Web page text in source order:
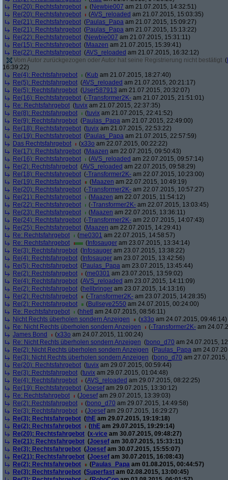
Re(20): Rechtsfahrgebot
(Newbie007 am 21.07.2015, 14:32:51)
Re(20): Rechtsfahrgebot
(AVS_reloaded am 21.07.2015, 15:03:35)
Re(21): Rechtsfahrgebot (Paulas_Papa am 21.07.2015, 15:09:27)
Re(21): Rechtsfahrgebot (Paulas_Papa am 21.07.2015, 15:13:22)
Re(22): Rechtsfahrgebot (Newbie007 am 21.07.2015, 15:31:11)
Re(15): Rechtsfahrgebot (Maazen am 21.07.2015, 15:39:41)
Re(22): Rechtsfahrgebot (AVS_reloaded am 21.07.2015, 16:32:12)
Vom Autor zurückgezogen oder Autor hat seine Registrierung nicht bestätigt (
16:39:22)
Re(4): Rechtsfahrgebot
(Kub am 21.07.2015, 18:27:40)
Re(5): Rechtsfahrgebot (AVS_reloaded am 21.07.2015, 20:21:17)
Re(5): Rechtsfahrgebot (User587913 am 21.07.2015, 20:32:07)
Re(16): Rechtsfahrgebot (-Transformer2K- am 21.07.2015, 21:51:01)
Re: Rechtsfahrgebot (tuvix am 21.07.2015, 22:37:35)
Re(8): Rechtsfahrgebot
(tuvix am 21.07.2015, 22:41:52)
Re(9): Rechtsfahrgebot (Paulas_Papa am 21.07.2015, 22:49:00)
Re(18): Rechtsfahrgebot (tuvix am 21.07.2015, 22:53:22)
Re(19): Rechtsfahrgebot (Paulas_Papa am 21.07.2015, 22:57:59)
Das Rechtsfahrgebot
(x33o am 22.07.2015, 00:22:22)
Re(17): Rechtsfahrgebot (Maazen am 22.07.2015, 09:50:43)
Re(16): Rechtsfahrgebot
(AVS_reloaded am 22.07.2015, 09:57:14)
Re(2): Rechtsfahrgebot (AVS_reloaded am 22.07.2015, 09:58:29)
Re(18): Rechtsfahrgebot (-Transformer2K- am 22.07.2015, 10:23:00)
Re(19): Rechtsfahrgebot
(Maazen am 22.07.2015, 10:49:19)
Re(20): Rechtsfahrgebot (-Transformer2K- am 22.07.2015, 10:57:27)
Re(21): Rechtsfahrgebot
(Maazen am 22.07.2015, 11:54:12)
Re(22): Rechtsfahrgebot
(-Transformer2K- am 22.07.2015, 13:03:45)
Re(23): Rechtsfahrgebot
(Maazen am 22.07.2015, 13:36:11)
Re(24): Rechtsfahrgebot (-Transformer2K- am 22.07.2015, 14:07:43)
Re(25): Rechtsfahrgebot (Maazen am 22.07.2015, 14:29:41)
Re: Rechtsfahrgebot
(me0301 am 22.07.2015, 14:58:57)
Re: Rechtsfahrgebot
( Infosauger am 23.07.2015, 13:34:14)
Re(3): Rechtsfahrgebot ( Infosauger am 23.07.2015, 13:38:22)
Re(4): Rechtsfahrgebot ( Infosauger am 23.07.2015, 13:42:56)
Re(5): Rechtsfahrgebot (Paulas_Papa am 23.07.2015, 13:45:44)
Re(2): Rechtsfahrgebot
(me0301 am 23.07.2015, 13:59:02)
Re(4): Rechtsfahrgebot (AVS_reloaded am 23.07.2015, 14:11:09)
Re(2): Rechtsfahrgebot (hellbringer am 23.07.2015, 14:13:16)
Re(2): Rechtsfahrgebot
(-Transformer2K- am 23.07.2015, 14:28:35)
Re(2): Rechtsfahrgebot
(Bullseye2550 am 24.07.2015, 00:24:00)
Re: Rechtsfahrgebot
(hhetl am 24.07.2015, 08:56:11)
Nicht Rechts überholen sondern Anzeigen
(x33o am 24.07.2015, 09:46:14)
Re: Nicht Rechts überholen sondern Anzeigen
(-Transformer2K- am
James Bond
(x33o am 24.07.2015, 11:00:24)
Re: Nicht Rechts überholen sondern Anzeigen (bono_d70 am 24.07.2015,
Re(2): Nicht Rechts überholen sondern Anzeigen (Paulas_Papa am
Re(3): Nicht Rechts überholen sondern Anzeigen (bono_d70 am
Re(20): Rechtsfahrgebot (tuvix am 29.07.2015, 00:59:44)
Re(3): Rechtsfahrgebot (tuvix am 29.07.2015, 01:04:48)
Re(4): Rechtsfahrgebot
(AVS_reloaded am 29.07.2015, 08:22:25)
Re(19): Rechtsfahrgebot (Joesefam 29.07.2015, 13:30:12)
Re: Rechtsfahrgebot
(Joesefam 29.07.2015, 13:39:03)
Re(2): Rechtsfahrgebot
(bono_d70 am 29.07.2015, 14:49:58)
Re(3): Rechtsfahrgebot
(Joesefam 29.07.2015, 16:29:27)
Re(3): Rechtsfahrgebot (thE am 29.07.2015, 19:19:18)
Re(2): Rechtsfahrgebot
(thE am 29.07.2015, 19:29:14)
Re(20): Rechtsfahrgebot (x-vice am 30.07.2015, 09:48:27)
Re(21): Rechtsfahrgebot (Joesef am 30.07.2015, 15:33:11)
Re(3): Rechtsfahrgebot (Joesef am 30.07.2015, 15:55:07)
Re(21): Rechtsfahrgebot (Joesef am 30.07.2015, 16:08:43)
Re(2): Rechtsfahrgebot
(Paulas_Papa am 01.08.2015, 00:44:57)
Re(3): Rechtsfahrgebot (Superfast am 02.08.2015, 13:00:45)